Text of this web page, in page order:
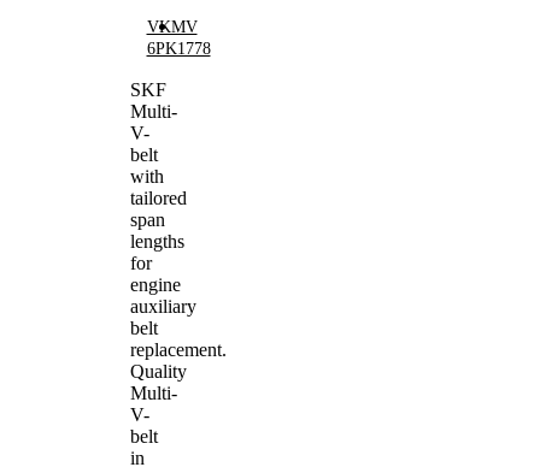
VKMV
6PK1778
SKF
Multi-
V-
belt
with
tailored
span
lengths
for
engine
auxiliary
belt
replacement.
Quality
Multi-
V-
belt
in